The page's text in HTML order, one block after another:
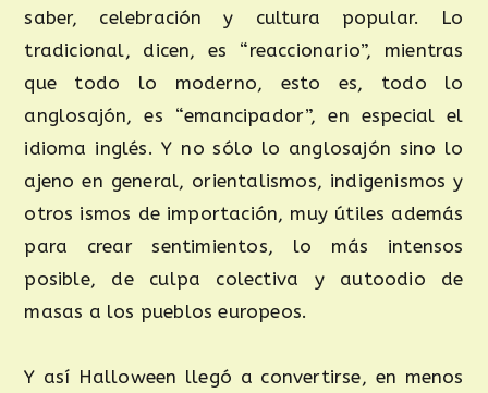
saber, celebración y cultura popular. Lo
tradicional, dicen, es “reaccionario”, mientras
que todo lo moderno, esto es, todo lo
anglosajón, es “emancipador”, en especial el
idioma inglés. Y no sólo lo anglosajón sino lo
ajeno en general, orientalismos, indigenismos y
otros ismos de importación, muy útiles además
para crear sentimientos, lo más intensos
posible, de culpa colectiva y autoodio de
masas a los pueblos europeos.
Y así Halloween llegó a convertirse, en menos